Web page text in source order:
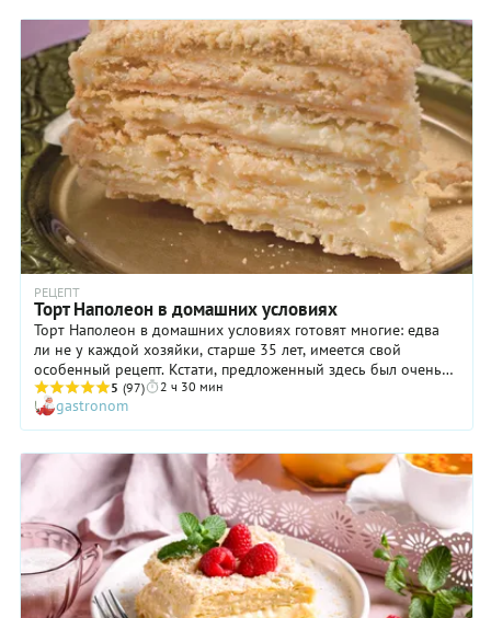
РЕЦЕПТ
Торт Наполеон в домашних условиях
Торт Наполеон в домашних условиях готовят многие: едва
ли не у каждой хозяйки, старше 35 лет, имеется свой
особенный рецепт. Кстати, предложенный здесь был очень
популярен лет так двадцать-тридцать назад. Вполне
возможно, что именно по нему готовила ваша бабушка или
мама! Некоторых, возможно, испугает присутствие уксуса в
составе теста торта. Пожалуйста, не беспокойтесь: в готовых
коржах он абсолютно не чувствуется, однако именно этот
продукт придает им особую нежность и слоистость. Если же
вас продолжает смущать уксус, замените его лимонным
соком или белым сухим вином. В любом случае коржи
получатся приятно хрупкими, отлично пропитаются
заварным кремом, и ваш торт Наполеон принесет вашим
домашним и гостям самые что ни на есть восхитительные
вкусовые ощущения!
5 (97) 2 ч 30 мин
gastronom